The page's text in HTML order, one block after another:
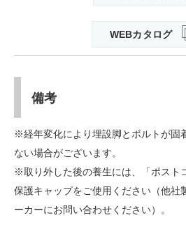
WEBカタログ
備考
※経年変化により埋設脚とボルトが固
ない場合がございます。
※取り外した後の養生には、「ポスト
保護キャップをご使用ください（他社
ーカーにお問い合わせください）。